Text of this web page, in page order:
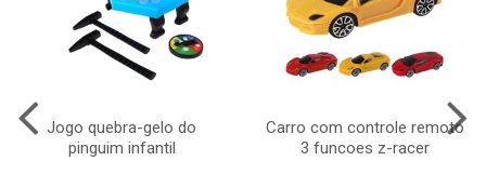
Jogo quebra-gelo do
pinguim infantil
Carro com controle remoto
3 funcoes z-racer